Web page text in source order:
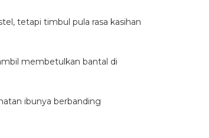
tetapi timbul pula rasa kasihan
membetulkan bantal di
ibunya berbanding